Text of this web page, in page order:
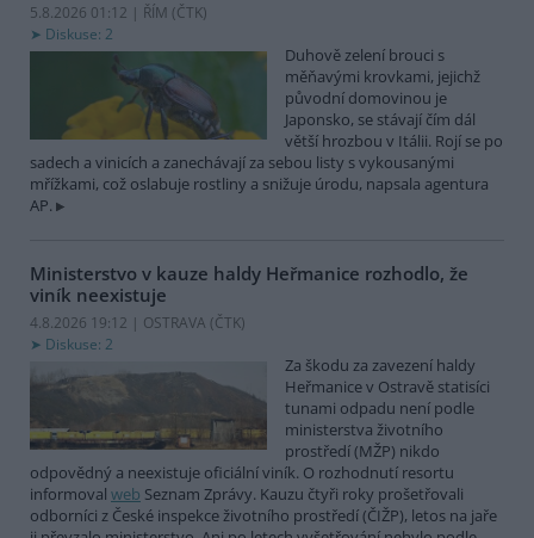
5.8.2026 01:12 | ŘÍM (ČTK)
Diskuse: 2
Duhově zelení brouci s
měňavými krovkami, jejichž
původní domovinou je
Japonsko, se stávají čím dál
větší hrozbou v Itálii. Rojí se po
sadech a vinicích a zanechávají za sebou listy s vykousanými
mřížkami, což oslabuje rostliny a snižuje úrodu, napsala agentura
AP.
Ministerstvo v kauze haldy Heřmanice rozhodlo, že
viník neexistuje
4.8.2026 19:12 | OSTRAVA (ČTK)
Diskuse: 2
Za škodu za zavezení haldy
Heřmanice v Ostravě statisíci
tunami odpadu není podle
ministerstva životního
prostředí (MŽP) nikdo
odpovědný a neexistuje oficiální viník. O rozhodnutí resortu
informoval web Seznam Zprávy. Kauzu čtyři roky prošetřovali
odborníci z České inspekce životního prostředí (ČIŽP), letos na jaře